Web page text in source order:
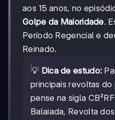
aos 15 anos, no
Golpe da Maioridade.
Período Regencial e
Reinado.
💡 Dica de estudo:
principais revoltas
pense na sigla
Balaiada, Revolta